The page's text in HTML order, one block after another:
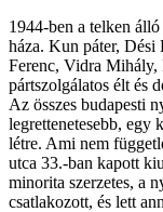
1944-ben a telken
háza. Kun páter,
Ferenc, Vidra Mihály,
pártszolgálatos élt és
Az összes budapesti
legrettenetesebb, egy
létre. Ami nem
utca 33.-ban kapott
minorita szerzetes, a
csatlakozott, és lett